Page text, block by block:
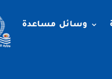
وسائل مساعدة